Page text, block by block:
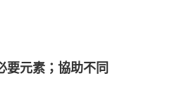
要元素；協助不同